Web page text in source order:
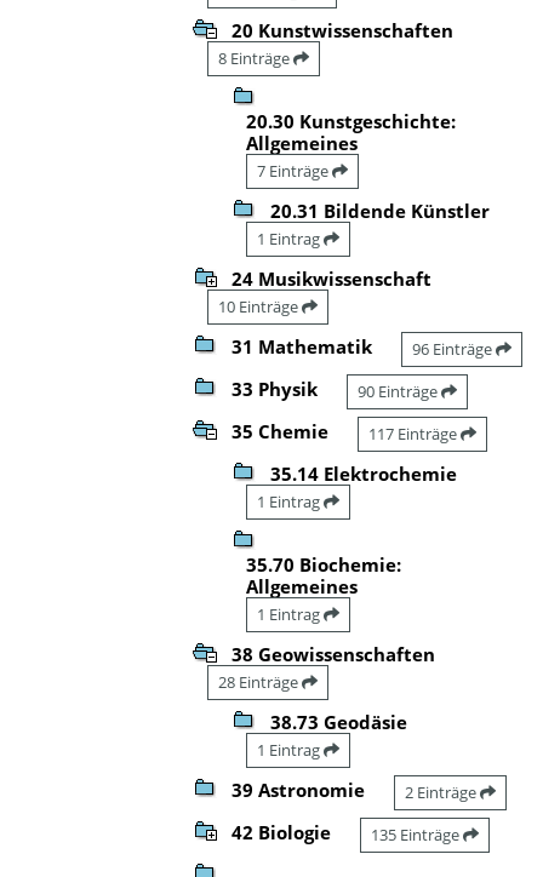
20 Kunstwissenschaften
8 Einträge
20.30 Kunstgeschichte:
Allgemeines
7 Einträge
20.31 Bildende Künstler
1 Eintrag
24 Musikwissenschaft
10 Einträge
31 Mathematik 96 Einträge
33 Physik 90 Einträge
35 Chemie 117 Einträge
35.14 Elektrochemie
1 Eintrag
35.70 Biochemie:
Allgemeines
1 Eintrag
38 Geowissenschaften
28 Einträge
38.73 Geodäsie
1 Eintrag
39 Astronomie 2 Einträge
42 Biologie 135 Einträge